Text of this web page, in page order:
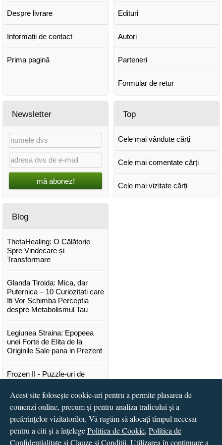
Despre livrare
Informații de contact
Prima pagină
Edituri
Autori
Parteneri
Formular de retur
Newsletter
mă abonez!
Top
Cele mai vândute cărți
Cele mai comentate cărți
Cele mai vizitate cărți
Blog
ThetaHealing: O Călătorie
Spre Vindecare și
Transformare
Glanda Tiroida: Mica, dar
Puternica – 10 Curiozitati care
Iti Vor Schimba Perceptia
despre Metabolismul Tau
Legiunea Straina: Epopeea
unei Forte de Elita de la
Originile Sale pana in Prezent
Frozen II - Puzzle-uri de
Lansare "Portocalele verzi" de
Vitali Cipileaga
...toate știrile
Acest site folosește cookie-uri pentru a permite plasarea de
comenzi online, precum și pentru analiza traficului și a
preferințelor vizitatorilor. Vă rugăm să alocați timpul necesar
pentru a citi și a înțelegePolitica de Cookie, Politica de
Confidențialitateși Clauze și Condiții. Utilizarea în continuare a